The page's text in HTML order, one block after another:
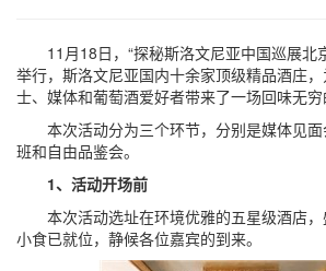
11月18日，“探秘斯洛文尼亚中国巡展北
举行，斯洛文尼亚国内十余家顶级精品酒庄
士、媒体和葡萄酒爱好者带来了一场回味无穷
本次活动分为三个环节，分别是媒体见面
班和自由品鉴会。
1、活动开场前
本次活动选址在环境优雅的五星级酒店，
小食已就位，静候各位嘉宾的到来。